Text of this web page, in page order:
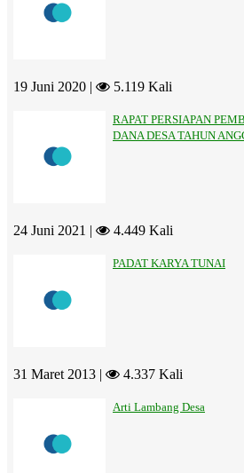
19 Juni 2020 | 5.119 Kali
RAPAT PERSIAPAN
DANA DESA TAHUN
24 Juni 2021 | 4.449 Kali
PADAT KARYA TUNAI
31 Maret 2013 | 4.337 Kali
Arti Lambang Desa